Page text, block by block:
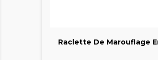
Raclette De Marouflage